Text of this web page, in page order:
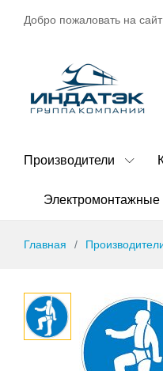
Добро пожаловать на
Производители
Электромонтажные
Главная